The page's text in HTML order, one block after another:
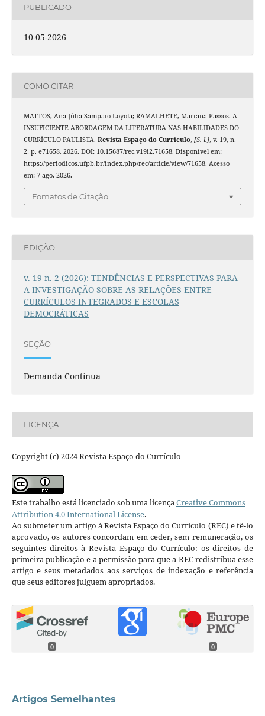
PUBLICADO
10-05-2026
COMO CITAR
MATTOS, Ana Júlia Sampaio Loyola; RAMALHETE, Mariana Passos. A
INSUFICIENTE ABORDAGEM DA LITERATURA NAS HABILIDADES DO
CURRÍCULO PAULISTA. Revista Espaço do Currículo, [S. l.], v. 19, n.
2, p. e71658, 2026. DOI: 10.15687/rec.v19i2.71658. Disponível em:
https://periodicos.ufpb.br/index.php/rec/article/view/71658. Acesso
em: 7 ago. 2026.
Fomatos de Citação
EDIÇÃO
v. 19 n. 2 (2026): TENDÊNCIAS E PERSPECTIVAS PARA
A INVESTIGAÇÃO SOBRE AS RELAÇÕES ENTRE
CURRÍCULOS INTEGRADOS E ESCOLAS
DEMOCRÁTICAS
SEÇÃO
Demanda Contínua
LICENÇA
Copyright (c) 2024 Revista Espaço do Currículo
Este trabalho está licenciado sob uma licençaCreative Commons
Attribution 4.0 International License.
Ao submeter um artigo à Revista Espaço do Currículo (REC) e tê-lo
aprovado, os autores concordam em ceder, sem remuneração, os
seguintes direitos à Revista Espaço do Currículo: os direitos de
primeira publicação e a permissão para que a REC redistribua esse
artigo e seus metadados aos serviços de indexação e referência
que seus editores julguem apropriados.
0 0
Artigos Semelhantes